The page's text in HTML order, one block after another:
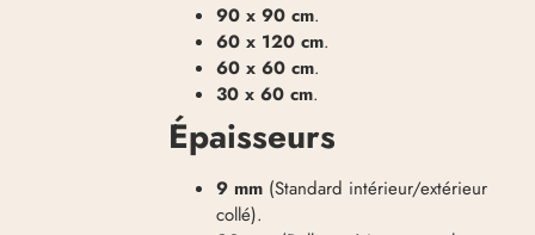
90 x 90 cm.
60 x 120 cm.
60 x 60 cm.
30 x 60 cm.
Épaisseurs
9 mm (Standard intérieur/extérieur
collé).